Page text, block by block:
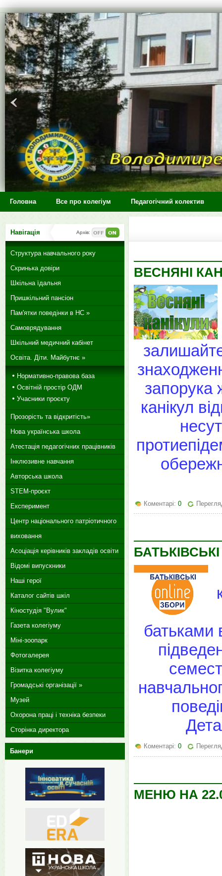
>
Головна Все про колегіум Педагогічний колектив
ВЕСНЯНІ
запорука
канікул
Коментарі: 0
батьками
Коментарі: 0
МЕНЮ НА
Навігація Архів:
Структура навчального року
Скринька довіри
Шкільна їдальня
Пришкільний пансіон
Пам'ятки поведінки в НС »
Самоврядування
Шкільний медичний кабінет
Освіта. Діти. Майбутнє »
Нормативно-правова база
Освітній простір ОДМ
Учасники проєкту
Прозорість та відкритість»
Нова українська школа
Атестація педагогічних працівників
Інклюзивне навчання
Авторська школа
STEM-проєкт
Експеримент
Центр національного патріотичного
виховання
Асоціація керівників закладів освіти
Відомі випускники
Наші герої
Каталог сайтів шкіл
Кіностудія "Вулик"
Газета колегіуму
Міні-зоопарк
Фотогалерея
Візитка колегіуму
Громадські організації »
Музей
Охорона праці і техніка безпеки
Сторінка директора
Банери